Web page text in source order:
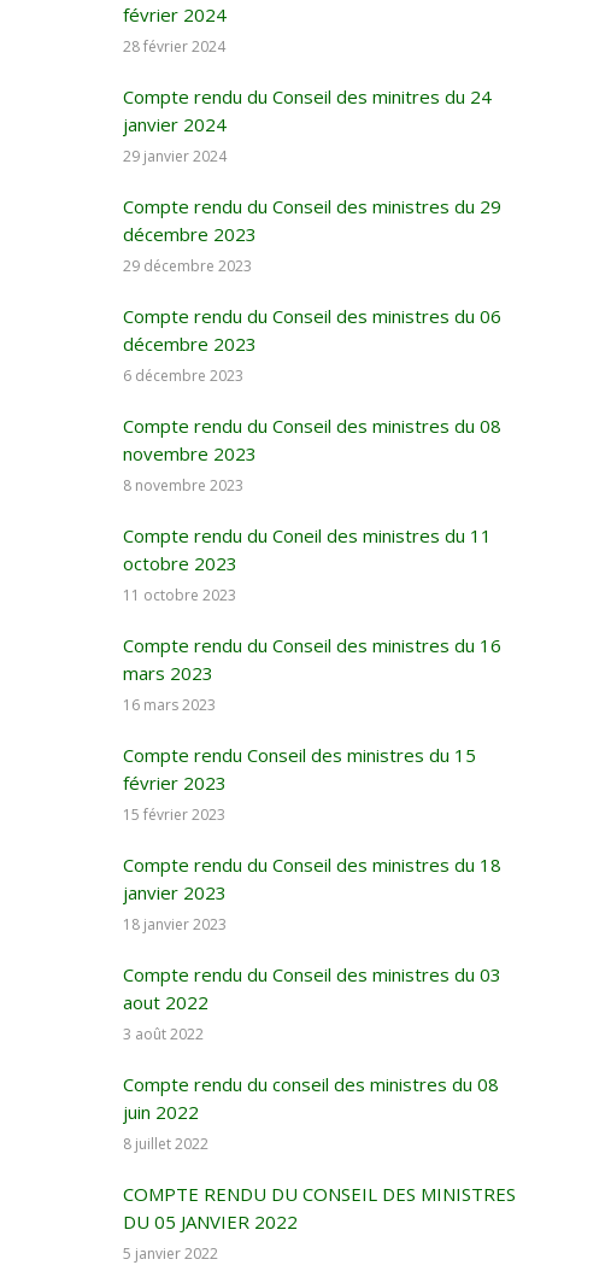
février 2024
28 février 2024
Compte rendu du Conseil des minitres du 24
janvier 2024
29 janvier 2024
Compte rendu du Conseil des ministres du 29
décembre 2023
29 décembre 2023
Compte rendu du Conseil des ministres du 06
décembre 2023
6 décembre 2023
Compte rendu du Conseil des ministres du 08
novembre 2023
8 novembre 2023
Compte rendu du Coneil des ministres du 11
octobre 2023
11 octobre 2023
Compte rendu du Conseil des ministres du 16
mars 2023
16 mars 2023
Compte rendu Conseil des ministres du 15
février 2023
15 février 2023
Compte rendu du Conseil des ministres du 18
janvier 2023
18 janvier 2023
Compte rendu du Conseil des ministres du 03
aout 2022
3 août 2022
Compte rendu du conseil des ministres du 08
juin 2022
8 juillet 2022
COMPTE RENDU DU CONSEIL DES MINISTRES
DU 05 JANVIER 2022
5 janvier 2022